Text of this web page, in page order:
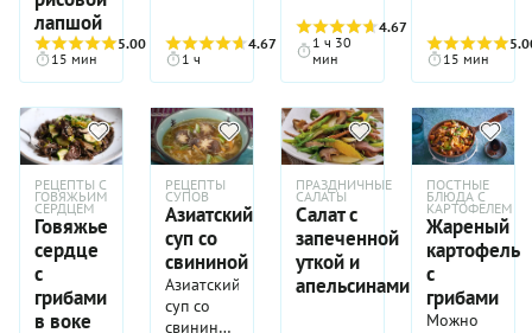
замене
собачьего
мяса на
все
остальные
ингредиенты
супа
сохранились —
папоротник-
орляк,
проростки
соевых
к
приходу
гостей —
все они
точно
останутся
в
восторге!
лапшой
5.00
(5)
15 мин
4.67
1 ч
4.67
1 ч 30
мин
15 мин
РЕЦЕПТЫ С
ГОВЯЖЬИМ
СЕРДЦЕМ
Говяжье
сердце
с
грибами
в воке
РЕЦЕПТЫ
СУПОВ
Азиатский
суп со
свининой
Азиатский
суп со
свининой
ПРАЗДНИЧНЫЕ
САЛАТЫ
Салат с
запеченной
уткой и
апельсинами
ПОСТНЫЕ
БЛЮДА С
КАРТОФЕЛЕМ
Жареный
картофель
с
грибами
Можно